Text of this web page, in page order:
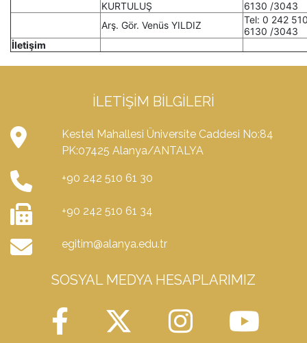
KURTULUŞ
6130 /3043
Arş. Gör. Venüs YILDIZ
Tel: 0 242
6130 /3043
İletişim
İLETIŞIM BILGILERI
Kestel Mahallesi Üniversite Caddesi No:84
PK:07425 Alanya/ANTALYA
+90 242 510 61 30
+90 242 510 61 34
egitim@alanya.edu.tr
SOSYAL MEDYA HESAPLARIMIZ